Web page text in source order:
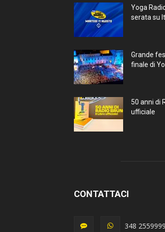
Yoga
serata su
Grande
finale di
50 anni di
ufficiale
CONTATTACI
348 2559999